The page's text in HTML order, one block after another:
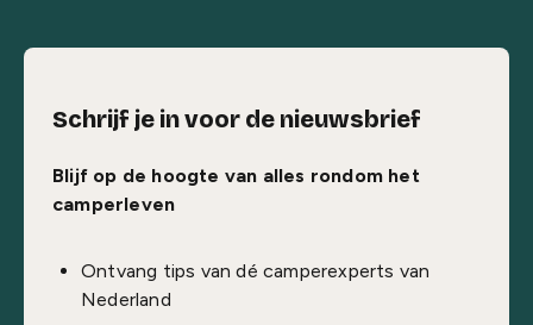
Schrijf je in voor de nieuwsbrief
Blijf op de hoogte van alles rondom het
camperleven
Ontvang tips van dé camperexperts van
Nederland